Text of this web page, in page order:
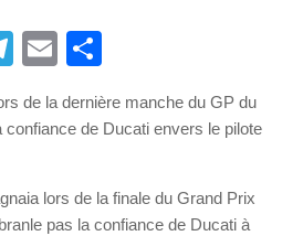
Telegram
Email
de la dernière manche du GP du
confiance de Ducati envers le pilote
lors de la finale du Grand Prix
pas la confiance de Ducati à